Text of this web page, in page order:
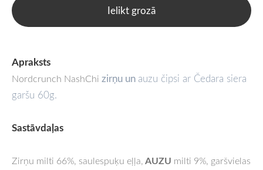
Ielikt grozā
Apraksts
Nordcrunch NashChi zirņu unauzu čipsi ar Čedara siera
garšu 60g.
Sastāvdaļas
Zirņu milti 66%, saulespuķu eļļa,AUZU milti 9%, garšvielas